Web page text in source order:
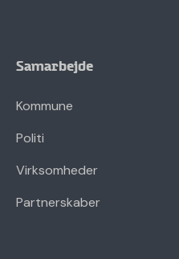
Samarbejde
Kommune
Politi
Virksomheder
Partnerskaber